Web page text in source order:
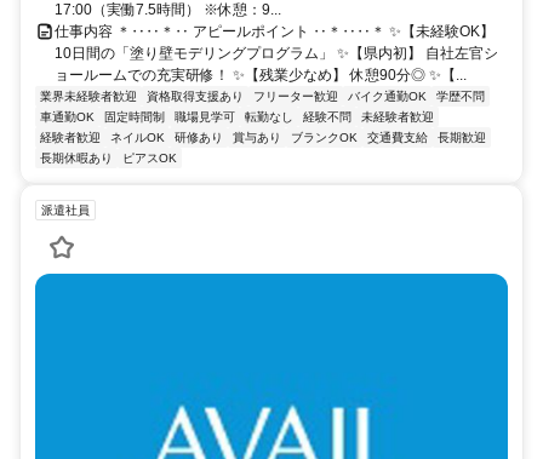
17:00（実働7.5時間） ※休憩：9...
仕事内容 ＊‥‥＊‥ アピールポイント ‥＊‥‥＊ ✨【未経験OK】
10日間の「塗り壁モデリングプログラム」 ✨【県内初】 自社左官シ
ョールームでの充実研修！ ✨【残業少なめ】 休憩90分◎ ✨【...
業界未経験者歓迎 資格取得支援あり フリーター歓迎 バイク通勤OK
学歴不問
車通勤OK
固定時間制 職場見学可 転勤なし 経験不問
未経験者歓迎
経験者歓迎
ネイルOK 研修あり 賞与あり ブランクOK 交通費支給
長期歓迎
長期休暇あり
ピアスOK
派遣社員